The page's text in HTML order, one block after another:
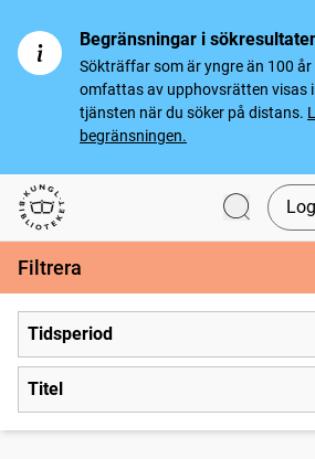
Begränsningar i
Sökträffar som är yngre än 100 år
omfattas av upphovsrätten visas
tjänsten när du söker på distans.
begränsningen.
Svenska tidningar
Filtrera
Tidsperiod
Titel